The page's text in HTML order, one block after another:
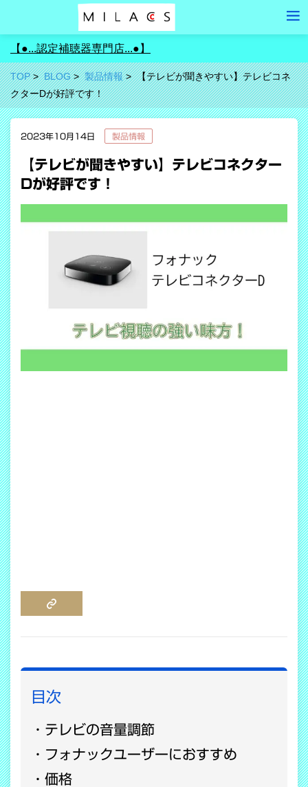
【●...認定補聴器専門店...●】
TOP BLOG 製品情報
【テレビが聞きやすい】テレビコネ
クターDが好評です！
2023年10月14日 製品情報
【テレビが聞きやすい】テレビコネクター
Dが好評です！
目次
テレビの音量調節
フォナックユーザーにおすすめ
価格